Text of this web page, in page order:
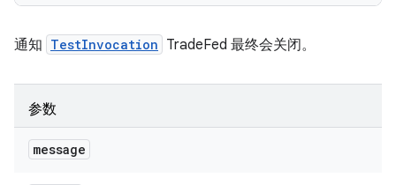
通知 TestInvocation TradeFed 最终会关闭。
参数
message